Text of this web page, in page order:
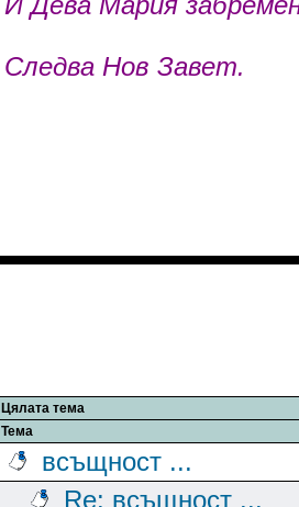
Следва Нов Завет.
Цялата тема
Тема
всъщност ...
Re: всъщност ...